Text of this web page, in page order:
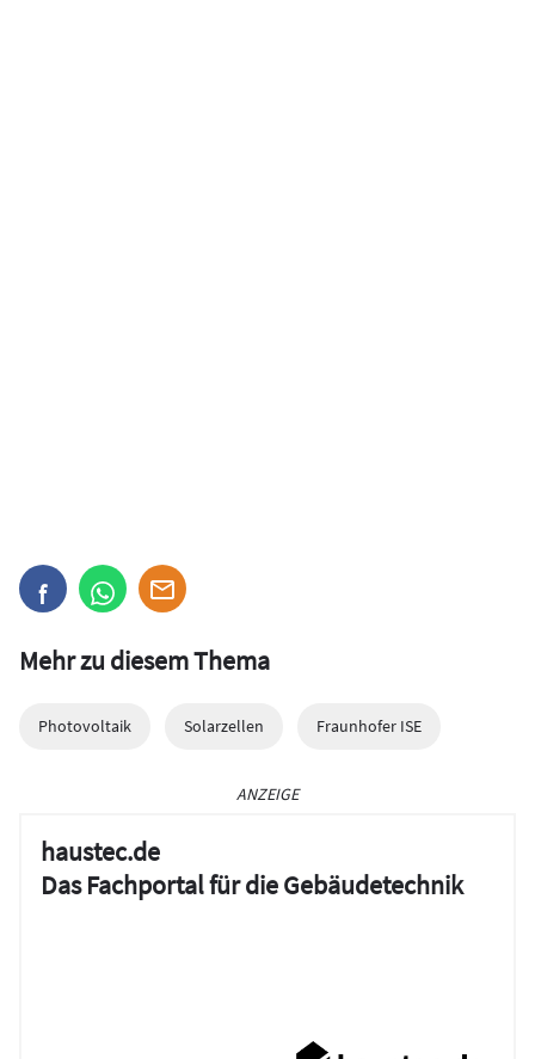
Mehr zu diesem Thema
Photovoltaik Solarzellen Fraunhofer ISE
ANZEIGE
haustec.de
Das Fachportal für die Gebäudetechnik